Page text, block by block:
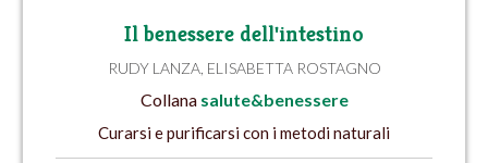
Il benessere dell'intestino
RUDY LANZA, ELISABETTA ROSTAGNO
Collana salute&benessere
Curarsi e purificarsi con i metodi naturali